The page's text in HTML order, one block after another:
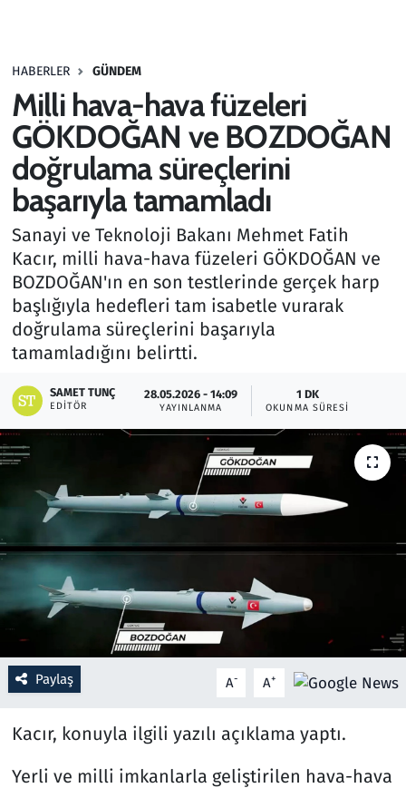
HABERLER GÜNDEM
Milli hava-hava füzeleri
GÖKDOĞAN ve BOZDOĞAN
doğrulama süreçlerini
başarıyla tamamladı
Sanayi ve Teknoloji Bakanı Mehmet Fatih
Kacır, milli hava-hava füzeleri GÖKDOĞAN ve
BOZDOĞAN'ın en son testlerinde gerçek harp
başlığıyla hedefleri tam isabetle vurarak
doğrulama süreçlerini başarıyla
tamamladığını belirtti.
SAMET TUNÇ
EDITÖR
28.05.2026 - 14:09
YAYINLANMA
1 DK
OKUNMA SÜRESI
Paylaş A- A+
Kacır, konuyla ilgili yazılı açıklama yaptı.
Yerli ve milli imkanlarla geliştirilen hava-hava
Haber
Kültür Sanat
Kurumsal Haberler
Lezzet Durağı
Memur ve Kamu
Otomobil
Oyun
Ramazan
Rüya Tabirleri
Sağlık
Savunma Sanayi
Seçim 2023
Spor
Teknoloji ve Bilim
Televizyon